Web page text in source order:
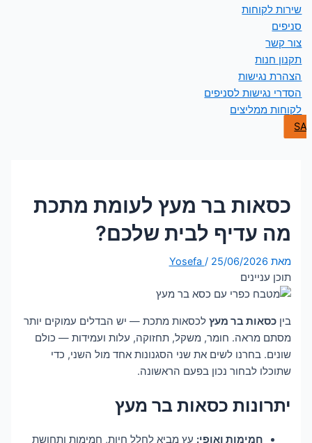
שירות לקוחות
סניפים
צור קשר
תקנון חנות
הצהרת נגישות
הסדרי נגישות לסניפים
לקוחות ממליצים
כסאות בר מעץ לעומת מתכת
מה עדיף לבית שלכם?
מאת Yosefa / 25/06/2026
תוכן עניינים
ביןכסאות בר מעץ לכסאות מתכת — יש הבדלים עמוקים יותר
מסתם מראה. חומר, משקל, תחזוקה, עלות ועמידות — כולם
שונים. בחרנו לשים את שני הסגנונות אחד מול השני, כדי
שתוכלו לבחור נכון בפעם הראשונה.
יתרונות כסאות בר מעץ
חמימות ואופי: עץ מביא לחלל חיות, חמימות ותחושת